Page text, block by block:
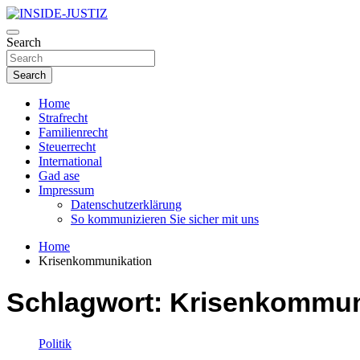
Skip
to
content
INSIDE-JUSTIZ
Investigativer Journalismus zur Dritten Gewalt
Search
Search
Home
Strafrecht
Familienrecht
Steuerrecht
International
Gad ase
Impressum
Datenschutzerklärung
So kommunizieren Sie sicher mit uns
Home
Krisenkommunikation
Schlagwort:
Politik